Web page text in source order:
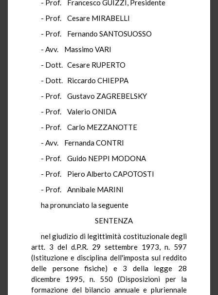
- Prof. Francesco GUIZZI, Presidente
- Prof. Cesare MIRABELLI
- Prof. Fernando SANTOSUOSSO
- Avv. Massimo VARI
- Dott. Cesare RUPERTO
- Dott. Riccardo CHIEPPA
- Prof. Gustavo ZAGREBELSKY
- Prof. Valerio ONIDA
- Prof. Carlo MEZZANOTTE
- Avv. Fernanda CONTRI
- Prof. Guido NEPPI MODONA
- Prof. Piero Alberto CAPOTOSTI
- Prof. Annibale MARINI
ha pronunciato la seguente
SENTENZA
nel giudizio di legittimità costituzionale degli
artt. 3 del d.P.R. 29 settembre 1973, n. 597
(Istituzione e disciplina dell'imposta sul reddito
delle persone fisiche) e 3 della legge 28
dicembre 1995, n. 550 (Disposizioni per la
formazione del bilancio annuale e pluriennale